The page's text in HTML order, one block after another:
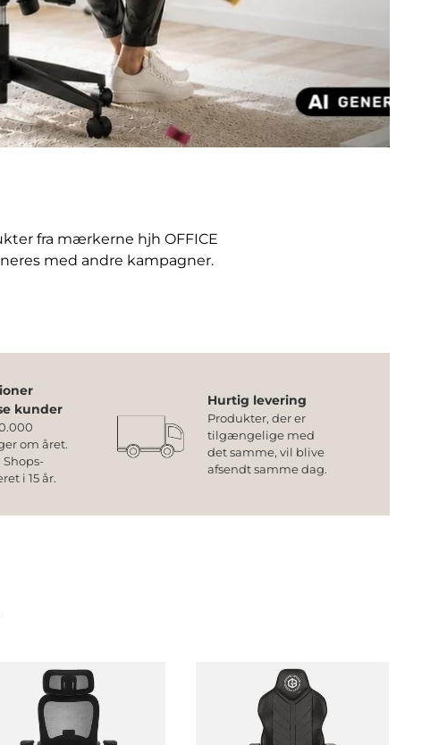
af 4
fra mærkerne hjh OFFICE
med andre kampagner.
kunder
om året.
Shops-
i 15 år.
Hurtig levering
Produkter, der er
tilgængelige med
det samme, vil blive
afsendt samme dag.